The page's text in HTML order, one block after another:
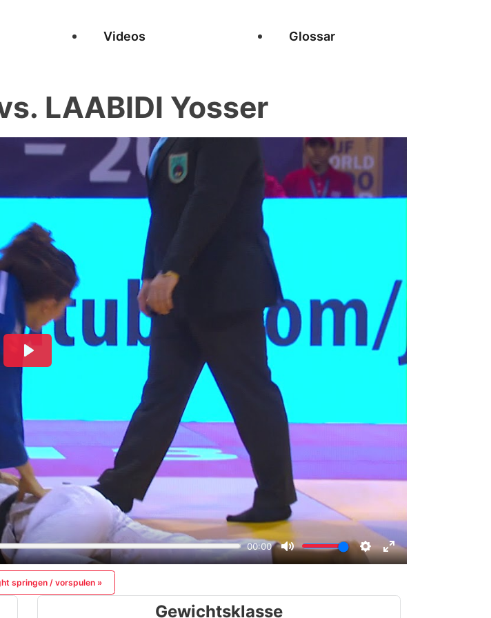
Videos Glossar
LAABIDI Yosser
springen / vorspulen »
Gewichtsklasse